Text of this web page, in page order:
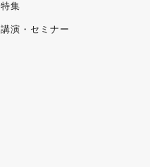
特集
講演・セミナー